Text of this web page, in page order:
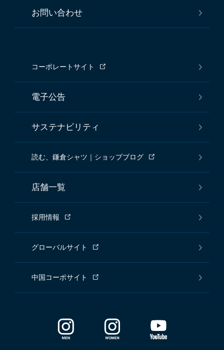
お問い合わせ
コーポレートサイト
電子公告
サステナビリティ
読む、鎌倉シャツ｜ショップブログ
店舗一覧
採用情報
グローバルサイト
中国コーポサイト